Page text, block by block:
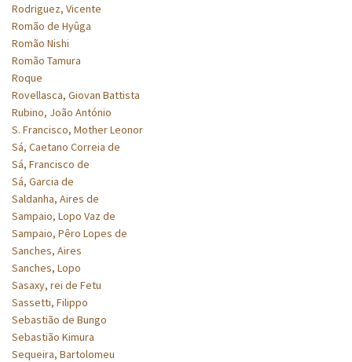
Rodriguez, Vicente
Romão de Hyûga
Romão Nishi
Romão Tamura
Roque
Rovellasca, Giovan Battista
Rubino, João António
S. Francisco, Mother Leonor
Sá, Caetano Correia de
Sá, Francisco de
Sá, Garcia de
Saldanha, Aires de
Sampaio, Lopo Vaz de
Sampaio, Pêro Lopes de
Sanches, Aires
Sanches, Lopo
Sasaxy, rei de Fetu
Sassetti, Filippo
Sebastião de Bungo
Sebastião Kimura
Sequeira, Bartolomeu